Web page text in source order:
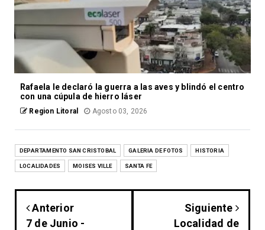
Rafaela le declaró la guerra a las aves y blindó el centro
con una cúpula de hierro láser
Region Litoral Agosto 03, 2026
DEPARTAMENTO SAN CRISTOBAL GALERIA DE FOTOS HISTORIA
LOCALIDADES MOISES VILLE SANTA FE
Anterior
7 de Junio -
Siguiente
Localidad de